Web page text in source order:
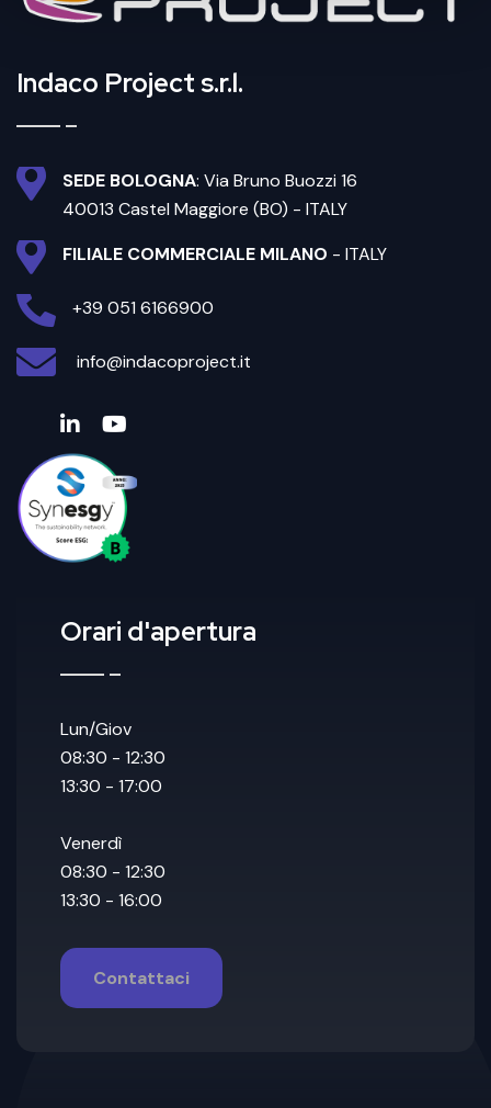
Orari d'apertura
Lun/Giov
08:30 - 12:30
13:30 - 17:00
Venerdì
08:30 - 12:30
13:30 - 16:00
Contattaci
Indaco Project s.r.l.
SEDE BOLOGNA: Via Bruno Buozzi 16
40013 Castel Maggiore (BO) - ITALY
FILIALE COMMERCIALE MILANO - ITALY
+39 051 6166900
info@indacoproject.it